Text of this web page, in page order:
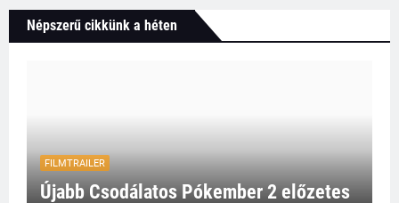
Népszerű cikkünk a héten
FILMTRAILER
Újabb Csodálatos Pókember 2 előzetes